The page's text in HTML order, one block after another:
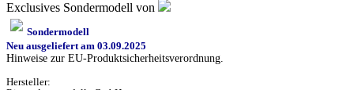
Exclusives Sondermodell von
Sondermodell
Neu ausgeliefert am 03.09.2025
Hinweise zur EU-Produktsicherheitsverordnung.
Hersteller: